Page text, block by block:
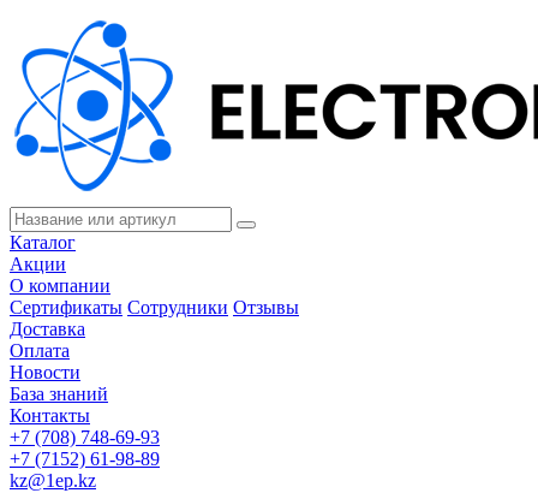
Каталог
Акции
О компании
Сертификаты Сотрудники Отзывы
Доставка
Оплата
Новости
База знаний
Контакты
+7 (708) 748-69-93
+7 (7152) 61-98-89
kz@1ep.kz